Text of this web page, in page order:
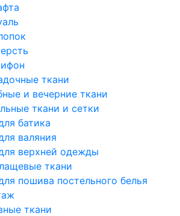
ткани
и вечерние ткани
ткани и сетки
батика
валяния
верхней одежды
ткани
пошива постельного белья
ткани